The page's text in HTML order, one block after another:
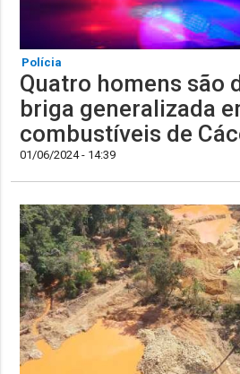
Polícia
Quatro homens são
briga generalizada
combustíveis de
01/06/2024 - 14:39